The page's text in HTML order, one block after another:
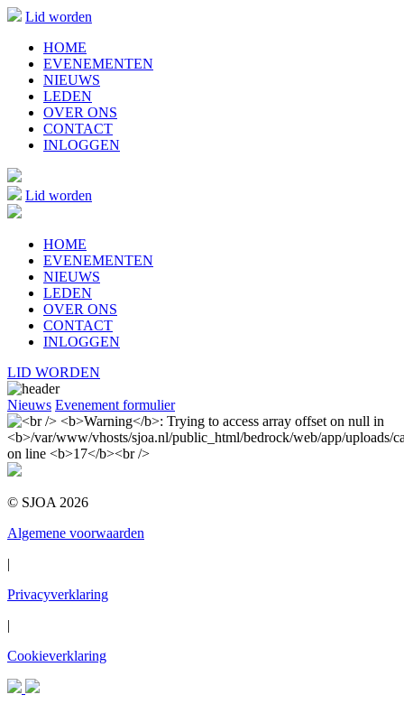
Lid worden
HOME
EVENEMENTEN
NIEUWS
LEDEN
OVER ONS
CONTACT
INLOGGEN
Lid worden
HOME
EVENEMENTEN
NIEUWS
LEDEN
OVER ONS
CONTACT
INLOGGEN
LID WORDEN
Nieuws Evenement formulier
© SJOA 2026
Algemene voorwaarden
|
Privacyverklaring
|
Cookieverklaring